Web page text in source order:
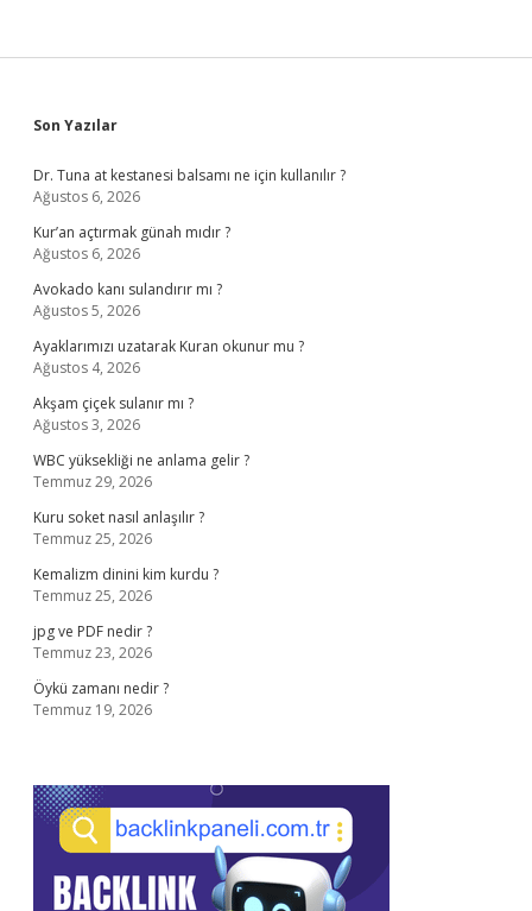
Sidebar
Son Yazılar
Dr. Tuna at kestanesi balsamı ne için kullanılır ?
Ağustos 6, 2026
Kur’an açtırmak günah mıdır ?
Ağustos 6, 2026
Avokado kanı sulandırır mı ?
Ağustos 5, 2026
Ayaklarımızı uzatarak Kuran okunur mu ?
Ağustos 4, 2026
Akşam çiçek sulanır mı ?
Ağustos 3, 2026
WBC yüksekliği ne anlama gelir ?
Temmuz 29, 2026
Kuru soket nasıl anlaşılır ?
Temmuz 25, 2026
Kemalizm dinini kim kurdu ?
Temmuz 25, 2026
jpg ve PDF nedir ?
Temmuz 23, 2026
Öykü zamanı nedir ?
Temmuz 19, 2026